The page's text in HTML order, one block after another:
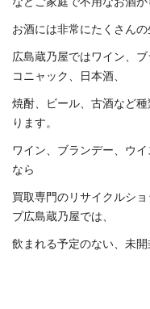
お酒には非常にたくさん
広島蔵乃屋ではワイン、
コニャック、日本酒、
焼酎、ビール、古酒など
ります。
ワイン、ブランデー、ウ
なら
買取専門のリサイクルシ
プ広島蔵乃屋では、
飲まれる予定のない、未開